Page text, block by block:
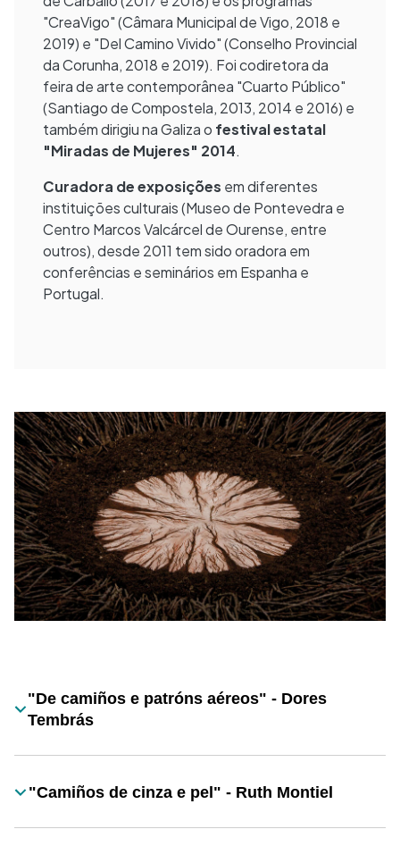
"CreaVigo" (Câmara Municipal de Vigo, 2018 e
2019) e "Del Camino Vivido" (Conselho Provincial
da Corunha, 2018 e 2019). Foi codiretora da
feira de arte contemporânea "Cuarto Público"
(Santiago de Compostela, 2013, 2014 e 2016) e
também dirigiu na Galiza o festival estatal
"Miradas de Mujeres" 2014.
Curadora de exposições em diferentes
instituições culturais (Museo de Pontevedra e
Centro Marcos Valcárcel de Ourense, entre
outros), desde 2011 tem sido oradora em
conferências e seminários em Espanha e
Portugal.
Título
"De camiños e patróns aéreos" - Dores
Tembrás
Título
"Camiños de cinza e pel" - Ruth Montiel